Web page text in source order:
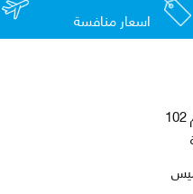
اسعار منافسة